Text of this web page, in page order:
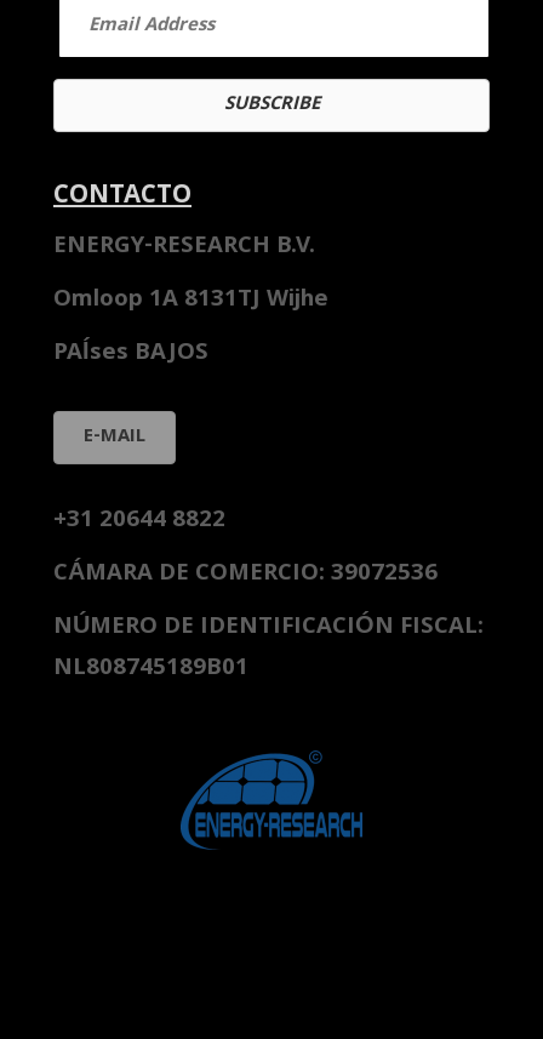
SUBSCRIBE
CONTACTO
ENERGY-RESEARCH B.V.
Omloop 1A 8131TJ Wijhe
PAÍses BAJOS
E-MAIL
+31 20644 8822
CÁMARA DE COMERCIO: 39072536
NÚMERO DE IDENTIFICACIÓN FISCAL:
NL808745189B01